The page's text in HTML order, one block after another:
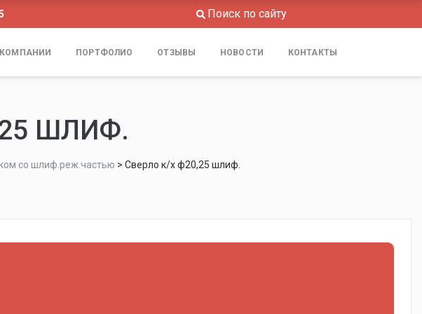
Поиск по сайту
ПОРТФОЛИО ОТЗЫВЫ НОВОСТИ КОНТАКТЫ
ШЛИФ.
со шлиф.реж.частью > Сверло к/х ф20,25 шлиф.